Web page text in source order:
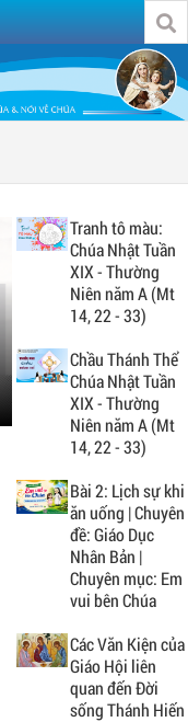
Tranh tô màu:
Chúa Nhật Tuần
XIX - Thường
Niên năm A (Mt
14, 22 - 33)
Chầu Thánh Thể
Chúa Nhật Tuần
XIX - Thường
Niên năm A (Mt
14, 22 - 33)
Bài 2: Lịch sự khi
ăn uống | Chuyên
đề: Giáo Dục
Nhân Bản |
Chuyên mục: Em
vui bên Chúa
Các Văn Kiện của
Giáo Hội liên
quan đến Đời
sống Thánh Hiến